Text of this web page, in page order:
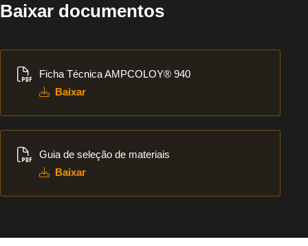
Baixar documentos
Ficha Técnica AMPCOLOY® 940
Baixar
Guia de seleção de materiais
Baixar